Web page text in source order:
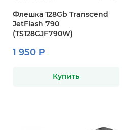
Флешка 128Gb Transcend
JetFlash 790
(TS128GJF790W)
1 950 ₽
Купить